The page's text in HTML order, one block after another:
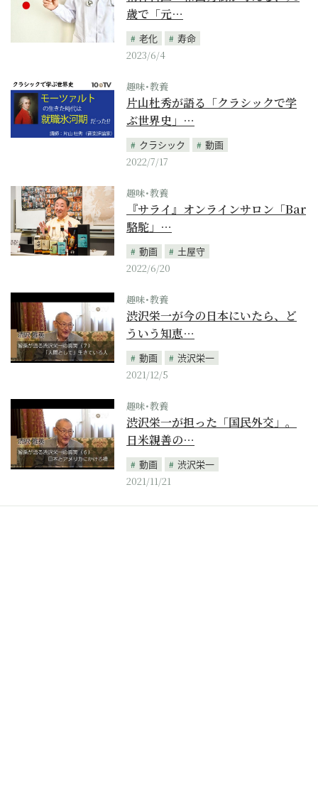
歳で「元…
老化
寿命
2023/6/4
趣味･教養
片山杜秀が語る「クラシックで学
ぶ世界史」…
クラシック
動画
2022/7/17
趣味･教養
『サライ』オンラインサロン「Bar
駱駝」…
動画
土屋守
2022/6/20
趣味･教養
渋沢栄一が今の日本にいたら、ど
ういう知恵…
動画
渋沢栄一
2021/12/5
趣味･教養
渋沢栄一が担った「国民外交」。
日米親善の…
動画
渋沢栄一
2021/11/21